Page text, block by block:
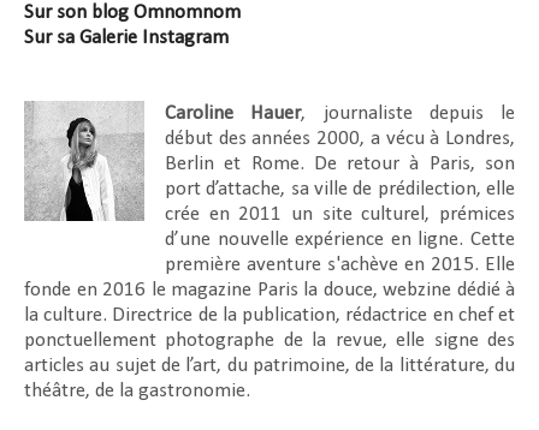
Sur son blog Omnomnom
Sur sa Galerie Instagram
Caroline Hauer, journaliste depuis le
début des années 2000, a vécu à Londres,
Berlin et Rome. De retour à Paris, son
port d’attache, sa ville de prédilection, elle
crée en 2011 un site culturel, prémices
d’une nouvelle expérience en ligne. Cette
première aventure s'achève en 2015. Elle
fonde en 2016 le magazine Paris la douce, webzine dédié à
la culture. Directrice de la publication, rédactrice en chef et
ponctuellement photographe de la revue, elle signe des
articles au sujet de l’art, du patrimoine, de la littérature, du
théâtre, de la gastronomie.